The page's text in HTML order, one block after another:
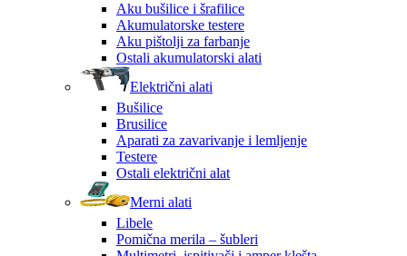
Aku bušilice i šrafilice
Akumulatorske testere
Aku pištolji za farbanje
Ostali akumulatorski alati
Električni alati
Bušilice
Brusilice
Aparati za zavarivanje i lemljenje
Testere
Ostali električni alat
Merni alati
Libele
Pomična merila – šubleri